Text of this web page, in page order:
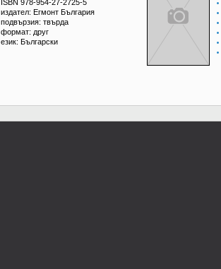
ISBN 978-954-27-2725-5
издател: Егмонт България
подвързия: твърда
формат: друг
език: Български